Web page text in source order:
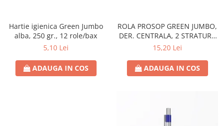
Hartie igienica Green Jumbo
alba, 250 gr., 12 role/bax
5,10 Lei
ADAUGA IN COS
ROLA PROSOP GREEN JUMBO,
DER. CENTRALA, 2 STRATURI,
100 M,
15,20 Lei
ADAUGA IN COS